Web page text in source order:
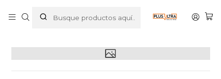
RED SONJA DE MARK RUSSEL 01: TIERRA QUEMADA -
PLANETA